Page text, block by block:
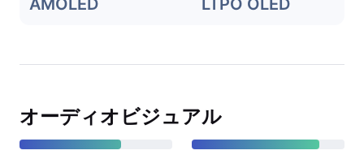
AMOLED LTPO OLED
オーディオビジュアル